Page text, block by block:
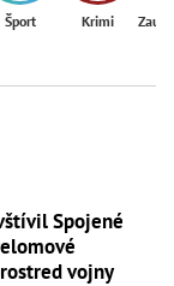
Šport Krimi
Spojené
vojny